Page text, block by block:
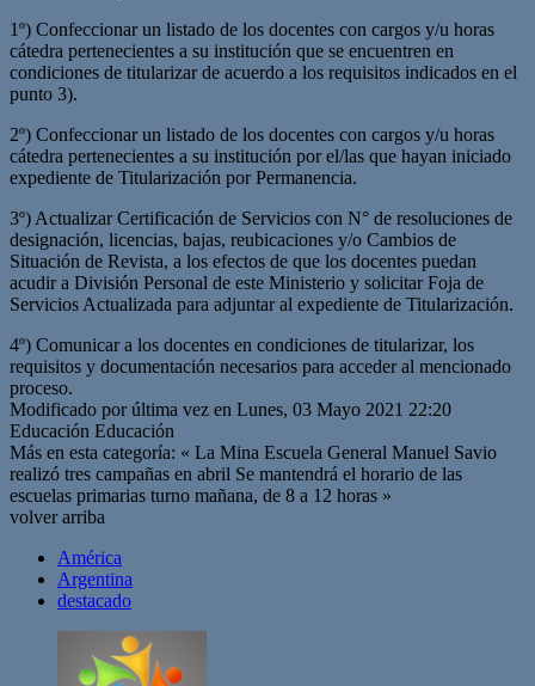
1º) Confeccionar un listado de los docentes con cargos y/u horas
cátedra pertenecientes a su institución que se encuentren en
condiciones de titularizar de acuerdo a los requisitos indicados en el
punto 3).
2º) Confeccionar un listado de los docentes con cargos y/u horas
cátedra pertenecientes a su institución por el/las que hayan iniciado
expediente de Titularización por Permanencia.
3º) Actualizar Certificación de Servicios con N° de resoluciones de
designación, licencias, bajas, reubicaciones y/o Cambios de
Situación de Revista, a los efectos de que los docentes puedan
acudir a División Personal de este Ministerio y solicitar Foja de
Servicios Actualizada para adjuntar al expediente de Titularización.
4º) Comunicar a los docentes en condiciones de titularizar, los
requisitos y documentación necesarios para acceder al mencionado
proceso.
Modificado por última vez en Lunes, 03 Mayo 2021 22:20
Educación Educación
Más en esta categoría: « La Mina Escuela General Manuel Savio
realizó tres campañas en abril Se mantendrá el horario de las
escuelas primarias turno mañana, de 8 a 12 horas »
volver arriba
América
Argentina
destacado